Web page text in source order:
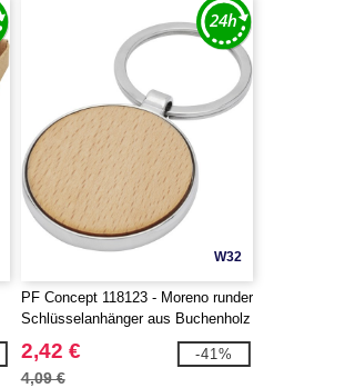
W32
PF Concept 118123 - Moreno runder
Schlüsselanhänger aus Buchenholz
2,42 €
4,09 €
-41%